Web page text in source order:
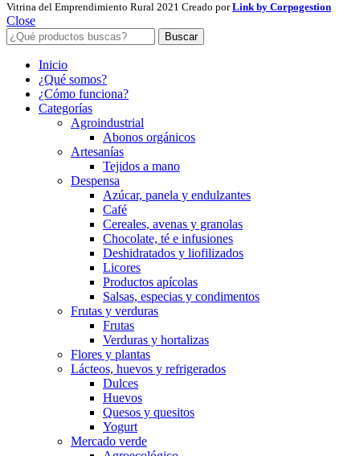
Vitrina del Emprendimiento Rural 2021 Creado porLink by Corpogestion
Close
Buscar
Inicio
¿Qué somos?
¿Cómo funciona?
Categorías
Agroindustrial
Abonos orgánicos
Artesanías
Tejidos a mano
Despensa
Azúcar, panela y endulzantes
Café
Cereales, avenas y granolas
Chocolate, té e infusiones
Deshidratados y liofilizados
Licores
Productos apícolas
Salsas, especias y condimentos
Frutas y verduras
Frutas
Verduras y hortalizas
Flores y plantas
Lácteos, huevos y refrigerados
Dulces
Huevos
Quesos y quesitos
Yogurt
Mercado verde